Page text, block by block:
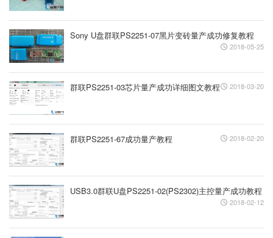
Sony U盘群联PS2251-07黑片变砖量产成功修复教程
2018-05-25
群联PS2251-03芯片量产成功详细图文教程 2018-03-20
群联PS2251-67成功量产教程 2018-02-20
USB3.0群联U盘PS2251-02(PS2302)主控量产成功教程
2018-02-12